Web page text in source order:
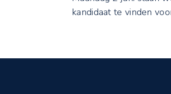
kandidaat te vinden